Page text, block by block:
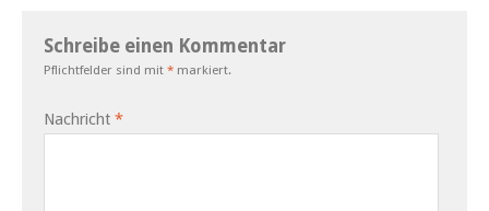
Schreibe einen Kommentar
Pflichtfelder sind mit * markiert.
Nachricht *